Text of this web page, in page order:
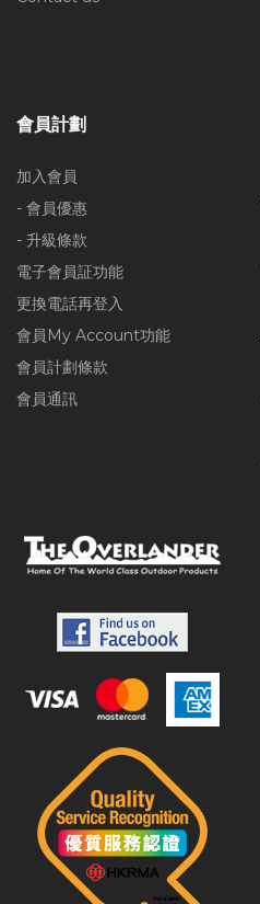
會員計劃
加入會員
- 會員優惠
- 升級條款
電子會員証功能
更換電話再登入
會員My Account功能
會員計劃條款
會員通訊